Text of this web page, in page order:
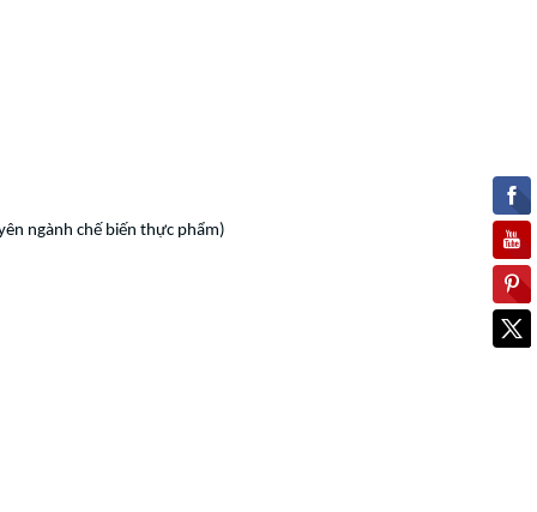
ngành chế biến thực phẩm)